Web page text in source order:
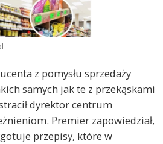
z pomysłu sprzedaży
samych jak te z przekąskami
dyrektor centrum
Premier zapowiedział,
przepisy, które w